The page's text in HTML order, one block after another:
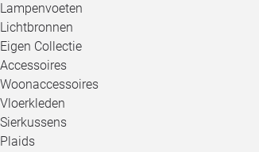
Lampenvoeten
Lichtbronnen
Eigen Collectie
Accessoires
Woonaccessoires
Vloerkleden
Sierkussens
Plaids